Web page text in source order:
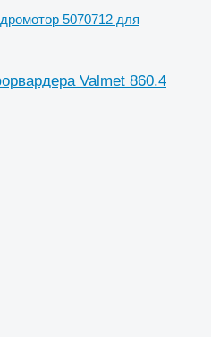
5070712 для
Valmet 860.4